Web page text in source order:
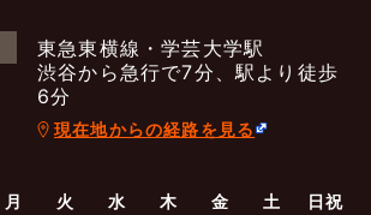
よくあるご質問
東急東横線・学芸大学駅
渋谷から急行で7分、駅より徒歩
6分
現在地からの経路を見る
月 火 水 木 金 土
日祝